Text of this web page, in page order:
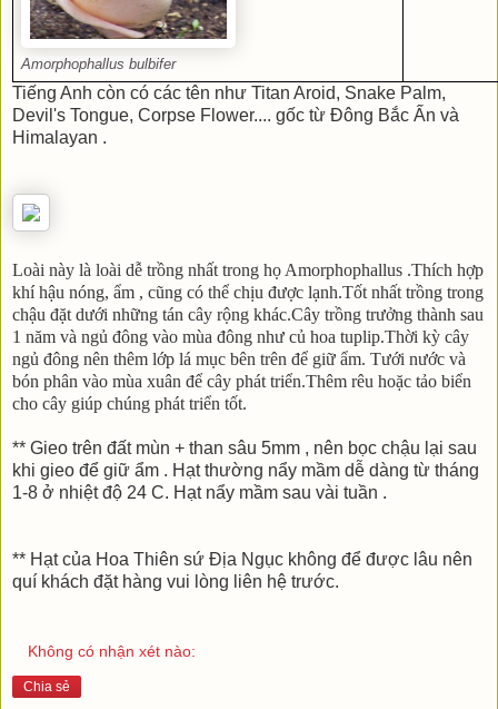
Amorphophallus bulbifer
Tiếng Anh còn có các tên như Titan Aroid, Snake Palm,
Devil's Tongue, Corpse Flower.... gốc từ Đông Bắc Ấn và
Himalayan .
Loài này là loài dễ trồng nhất trong họ Amorphophallus .Thích hợp
khí hậu nóng, ẩm , cũng có thể chịu được lạnh.Tốt nhất trồng trong
chậu đặt dưới những tán cây rộng khác.Cây trồng trưởng thành sau
1 năm và ngủ đông vào mùa đông như củ hoa tuplip.Thời kỳ cây
ngủ đông nên thêm lớp lá mục bên trên để giữ ẩm. Tưới nước và
bón phân vào mùa xuân để cây phát triển.Thêm rêu hoặc tảo biển
cho cây giúp chúng phát triển tốt.
** Gieo trên đất mùn + than sâu 5mm , nên bọc chậu lại sau
khi gieo để giữ ẩm . Hạt thường nẩy mầm dễ dàng từ tháng
1-8 ở nhiệt độ 24 C. Hạt nẩy mầm sau vài tuần .
** Hạt của Hoa Thiên sứ Địa Ngục không để được lâu nên
quí khách đặt hàng vui lòng liên hệ trước.
Không có nhận xét nào:
Chia sẻ